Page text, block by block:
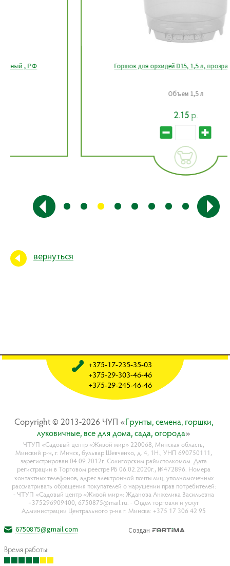
Горшок для орхидей D15, 1,5 л, прозрачный, РФ
вернуться
Copyright © 2013-2026 ЧУП «Гpyнты, ceмeнa, гopшки,
лyкoвичныe, вce для дoмa, caдa, oгopoдa»
ЧТУП «Садовый центр «Живой мир» 220068, Минская область,
Минский р-н, г. Минск, бульвар Шевченко, д. 4, 1Н., УНП 690750111,
зарегистрирован 04.09.2012г. Солигорским райисполкомом. Дата
регистрации в Торговом реестре РБ 06.02.2020г., №472896. Номера
контактных телефонов, адрес электронной почты лиц, уполномоченных
рассматривать обращения покупателей о нарушении прав потребителей:
- ЧТУП «Садовый центр «Живой мир»: Жданова Анжелика Васильевна
+375296909400, 6750875@mail.ru. - Отдел торговли и услуг
Администрации Центрального р-на г. Минска: +375 17 306 42 95
+375-17-235-35-03
+375-29-303-46-46
+375-29-245-46-46
6750875@gmail.com
Время работы:
Создан